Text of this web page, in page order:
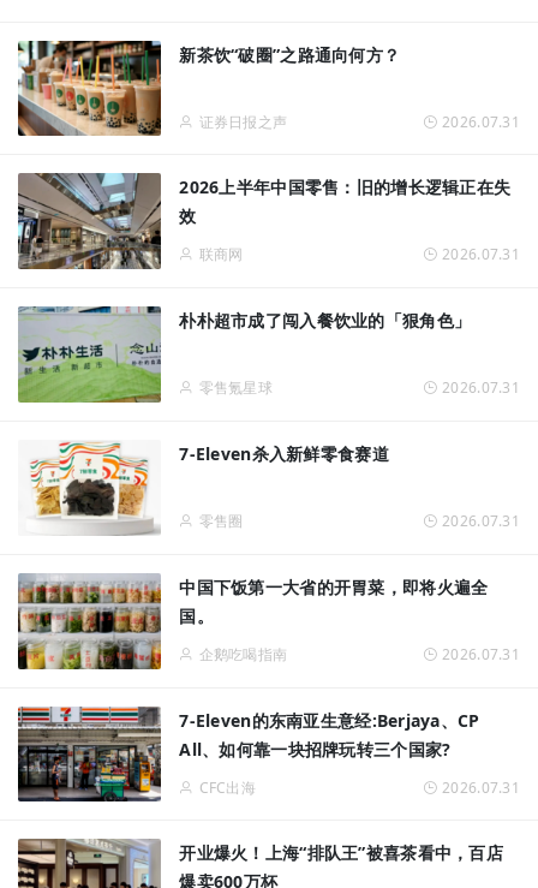
新茶饮“破圈”之路通向何方？
证券日报之声 2026.07.31
2026上半年中国零售：旧的增长逻辑正在失
效
联商网 2026.07.31
朴朴超市成了闯入餐饮业的「狠角色」
零售氪星球 2026.07.31
7-Eleven杀入新鲜零食赛道
零售圈 2026.07.31
中国下饭第一大省的开胃菜，即将火遍全
国。
企鹅吃喝指南 2026.07.31
7-Eleven的东南亚生意经:Berjaya、CP
All、如何靠一块招牌玩转三个国家?
CFC出海 2026.07.31
开业爆火！上海“排队王”被喜茶看中，百店
爆卖600万杯